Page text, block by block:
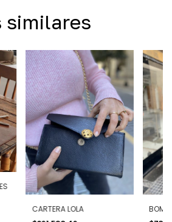
similares
CARTERA LOLA